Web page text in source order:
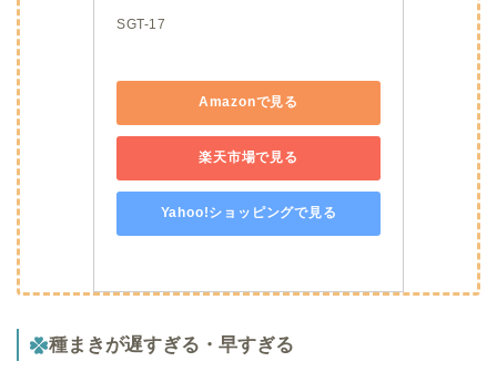
SGT-17
Amazonで見る
楽天市場で見る
Yahoo!ショッピングで見る
種まきが遅すぎる・早すぎる